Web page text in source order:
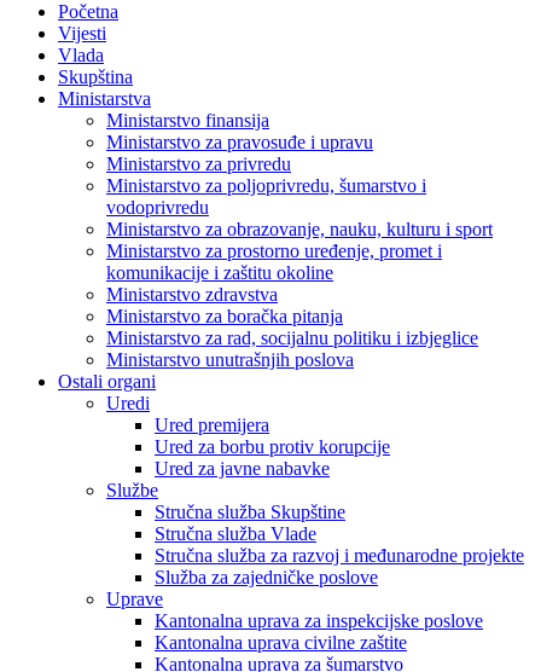
Početna
Vijesti
Vlada
Skupština
Ministarstva
Ministarstvo finansija
Ministarstvo za pravosuđe i upravu
Ministarstvo za privredu
Ministarstvo za poljoprivredu, šumarstvo i
vodoprivredu
Ministarstvo za obrazovanje, nauku, kulturu i sport
Ministarstvo za prostorno uređenje, promet i
komunikacije i zaštitu okoline
Ministarstvo zdravstva
Ministarstvo za boračka pitanja
Ministarstvo za rad, socijalnu politiku i izbjeglice
Ministarstvo unutrašnjih poslova
Ostali organi
Uredi
Ured premijera
Ured za borbu protiv korupcije
Ured za javne nabavke
Službe
Stručna služba Skupštine
Stručna služba Vlade
Stručna služba za razvoj i međunarodne projekte
Služba za zajedničke poslove
Uprave
Kantonalna uprava za inspekcijske poslove
Kantonalna uprava civilne zaštite
Kantonalna uprava za šumarstvo